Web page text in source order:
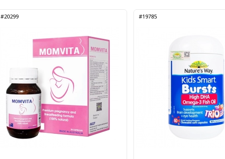
#20299 #19785